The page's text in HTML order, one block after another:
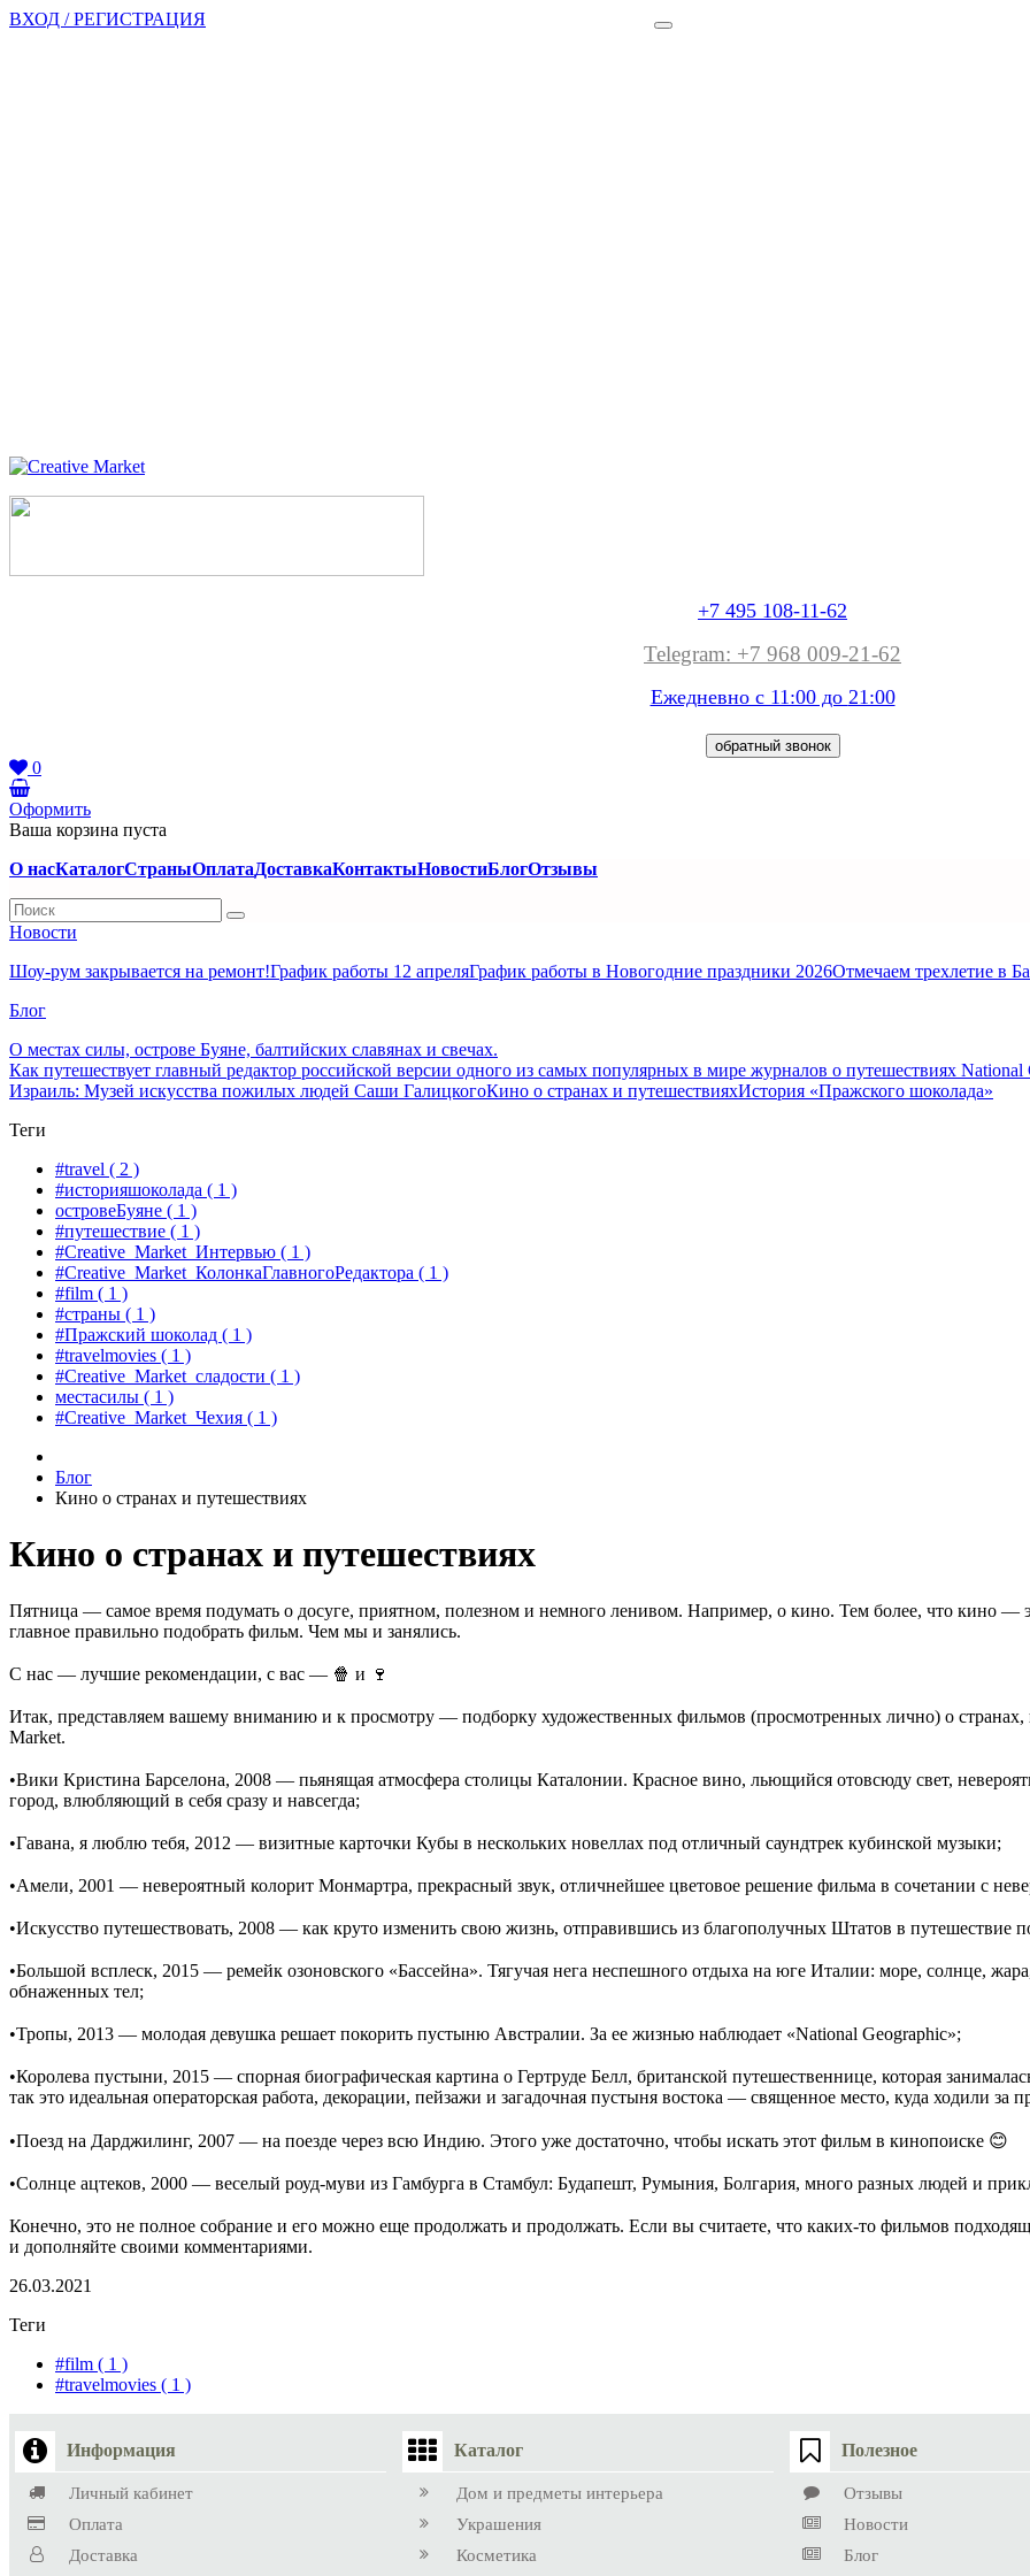
ВХОД / РЕГИСТРАЦИЯ
+7 495 108-11-62
Telegram: +7 968 009-21-62
Ежедневно с 11:00 до 21:00
обратный звонок
0
Оформить
Ваша корзина пуста
О насКаталогСтраныОплатаДоставкаКонтактыНовостиБлогОтзывы
Новости
Шоу-рум закрывается на ремонт!График работы 12 апреляГрафик работы в Новогодние праздники 2026Отмечаем трехлетие в
Блог
О местах силы, острове Буяне, балтийских славянах и свечах.
Как путешествует главный редактор российской версии одного из самых популярных в мире журналов о путешествиях National
Израиль: Музей искусства пожилых людей Саши ГалицкогоКино о странах и путешествияхИстория «Пражского шоколада»
Теги
#travel ( 2 )
#историяшоколада ( 1 )
островеБуяне ( 1 )
#путешествие ( 1 )
#Creative_Market_Интервью ( 1 )
#Creative_Market_КолонкаГлавногоРедактора ( 1 )
#film ( 1 )
#страны ( 1 )
#Пражский шоколад ( 1 )
#travelmovies ( 1 )
#Creative_Market_сладости ( 1 )
местасилы ( 1 )
#Creative_Market_Чехия ( 1 )
Блог
Кино о странах и путешествиях
Кино о странах и путешествиях
Пятница — самое время подумать о досуге, приятном, полезном и немного ленивом. Например, о кино. Тем более, что кино —
главное правильно подобрать фильм. Чем мы и занялись.
С нас — лучшие рекомендации, с вас — 🍿 и 🍷
Итак, представляем вашему вниманию и к просмотру — подборку художественных фильмов (просмотренных лично) о
Market.
•Вики Кристина Барселона, 2008 — пьянящая атмосфера столицы Каталонии. Красное вино, льющийся отовсюду свет,
город, влюбляющий в себя сразу и навсегда;
•Гавана, я люблю тебя, 2012 — визитные карточки Кубы в нескольких новеллах под отличный саундтрек кубинской музыки;
•Амели, 2001 — невероятный колорит Монмартра, прекрасный звук, отличнейшее цветовое решение фильма в сочетании с
•Искусство путешествовать, 2008 — как круто изменить свою жизнь, отправившись из благополучных Штатов в путешествие
•Большой всплеск, 2015 — ремейк озоновского «Бассейна». Тягучая нега неспешного отдыха на юге Италии: море, солнце,
обнаженных тел;
•Тропы, 2013 — молодая девушка решает покорить пустыню Австралии. За ее жизнью наблюдает «National Geographic»;
•Королева пустыни, 2015 — спорная биографическая картина о Гертруде Белл, британской путешественнице, которая
так это идеальная операторская работа, декорации, пейзажи и загадочная пустыня востока — священное место, куда ходили за
•Поезд на Дарджилинг, 2007 — на поезде через всю Индию. Этого уже достаточно, чтобы искать этот фильм в кинопоиске 😊
•Солнце ацтеков, 2000 — веселый роуд-муви из Гамбурга в Стамбул: Будапешт, Румыния, Болгария, много разных людей и
Конечно, это не полное собрание и его можно еще продолжать и продолжать. Если вы считаете, что каких-то фильмов
и дополняйте своими комментариями.
26.03.2021
Теги
#film ( 1 )
#travelmovies ( 1 )
Информация
Личный кабинет
Оплата
Доставка
Каталог
Дом и предметы интерьера
Украшения
Косметика
Полезное
Отзывы
Новости
Блог